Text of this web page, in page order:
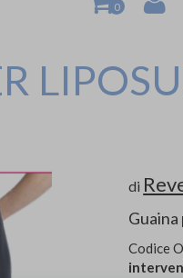
0
di
Codice